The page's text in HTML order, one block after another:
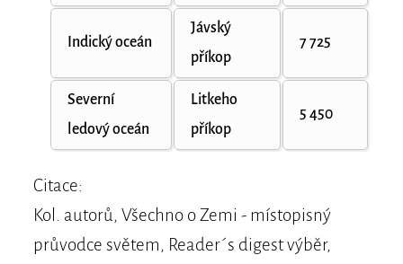
Indický oceán
Jávský
příkop
7 725
Severní
ledový oceán
Litkeho
příkop
5 450
Citace:
Kol. autorů, Všechno o Zemi - místopisný
průvodce světem, Reader´s digest výběr,